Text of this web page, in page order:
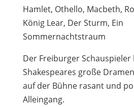
Hamlet, Othello, Macbeth,
König Lear, Der Sturm, Ein
Sommernachtstraum
Der Freiburger
Shakespeares große
auf der Bühne rasant und
Alleingang.